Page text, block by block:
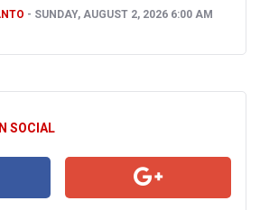
SUNDAY, AUGUST 2, 2026 6:00 AM
SOCIAL